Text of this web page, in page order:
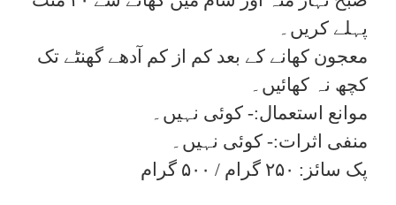
پہلے کریں۔
معجون کھانے کے بعد کم از کم آدھے گھنٹے تک
کچھ نہ کھائیں۔
موانع استعمال:- کوئی نہیں۔
منفی اثرات:- کوئی نہیں۔
پک سائز: ۲۵۰ گرام / ۵۰۰ گرام